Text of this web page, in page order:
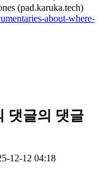
(pad.karuka.tech)
about-where-
댓글의 댓글
12-12 04:18